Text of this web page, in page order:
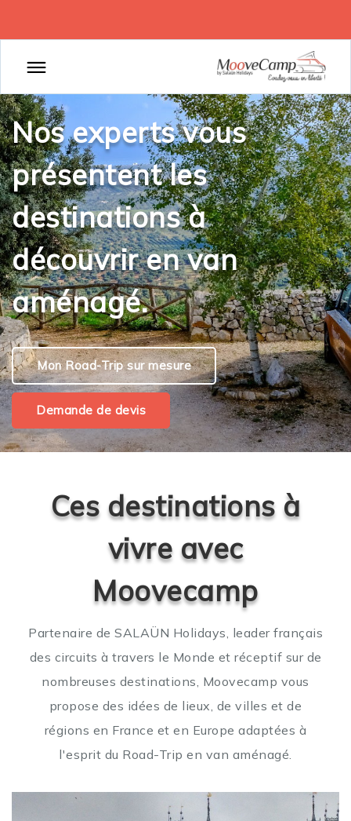
Nos experts vous
présentent les
destinations à
découvrir en van
aménagé.
Mon Road-Trip sur mesure
Demande de devis
Ces destinations à
vivre avec
Moovecamp
Partenaire de SALAÜN Holidays, leader français
des circuits à travers le Monde et réceptif sur de
nombreuses destinations, Moovecamp vous
propose des idées de lieux, de villes et de
régions en France et en Europe adaptées à
l'esprit du Road-Trip en van aménagé.